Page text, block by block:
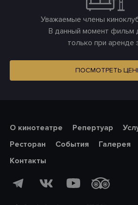
Уважаемые члены
В данный момент фильм
только при аренде
ПОСМОТРЕТЬ
О кинотеатре Репертуар
Ресторан
События Галерея
Контакты